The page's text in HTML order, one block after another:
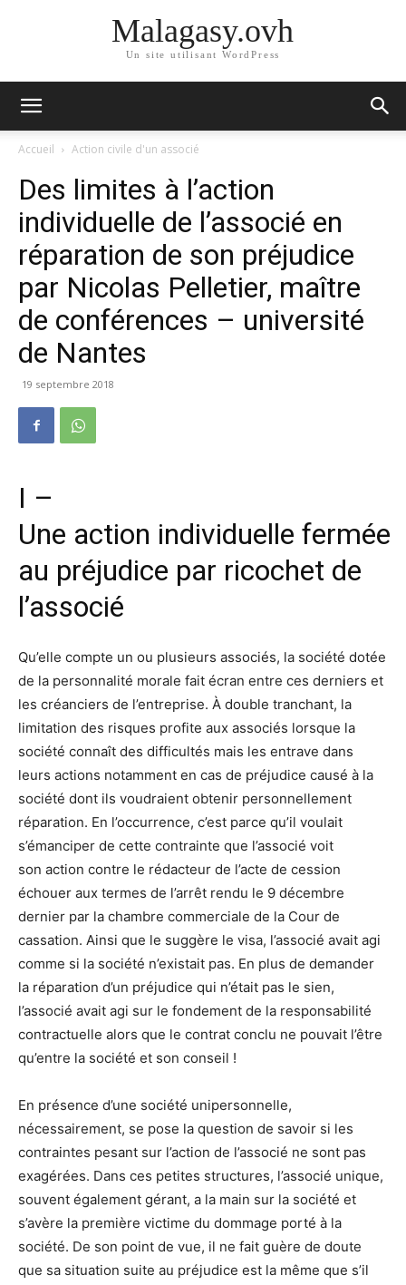
Malagasy.ovh
Un site utilisant WordPress
Accueil Action civile d'un associé
Des limites à l’action
individuelle de l’associé en
réparation de son préjudice
par Nicolas Pelletier, maître
de conférences – université
de Nantes
19 septembre 2018
I –
Une action individuelle fermée
au préjudice par ricochet de
l’associé
Qu’elle compte un ou plusieurs associés, la société dotée
de la personnalité morale fait écran entre ces derniers et
les créanciers de l’entreprise. À double tranchant, la
limitation des risques profite aux associés lorsque la
société connaît des difficultés mais les entrave dans
leurs actions notamment en cas de préjudice causé à la
société dont ils voudraient obtenir personnellement
réparation. En l’occurrence, c’est parce qu’il voulait
s’émanciper de cette contrainte que l’associé voit
son action contre le rédacteur de l’acte de cession
échouer aux termes de l’arrêt rendu le 9 décembre
dernier par la chambre commerciale de la Cour de
cassation. Ainsi que le suggère le visa, l’associé avait agi
comme si la société n’existait pas. En plus de demander
la réparation d’un préjudice qui n’était pas le sien,
l’associé avait agi sur le fondement de la responsabilité
contractuelle alors que le contrat conclu ne pouvait l’être
qu’entre la société et son conseil !
En présence d’une société unipersonnelle,
nécessairement, se pose la question de savoir si les
contraintes pesant sur l’action de l’associé ne sont pas
exagérées. Dans ces petites structures, l’associé unique,
souvent également gérant, a la main sur la société et
s’avère la première victime du dommage porté à la
société. De son point de vue, il ne fait guère de doute
que sa situation suite au préjudice est la même que s’il